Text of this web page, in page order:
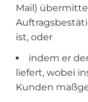
Mail)
ist, oder
indem er
liefert, wobei
Kunden